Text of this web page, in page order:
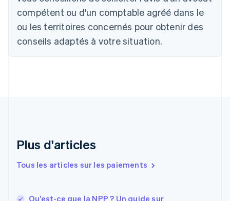
compétent ou d'un comptable agréé dans le
ou les territoires concernés pour obtenir des
conseils adaptés à votre situation.
Plus d'articles
Tous les articles sur les paiements
Qu’est-ce que la NPP ? Un guide sur
Português English
Bulgarie
English
Canada
EnglishFrançais
English
Émirats arabes unis
Estonie